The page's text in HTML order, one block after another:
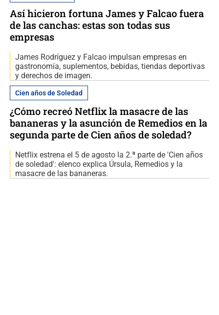
Así hicieron fortuna James y Falcao fuera
de las canchas: estas son todas sus
empresas
James Rodríguez y Falcao impulsan empresas en
gastronomía, suplementos, bebidas, tiendas deportivas
y derechos de imagen.
Cien años de Soledad
¿Cómo recreó Netflix la masacre de las
bananeras y la asunción de Remedios en la
segunda parte de Cien años de soledad?
Netflix estrena el 5 de agosto la 2.ª parte de 'Cien años
de soledad': elenco explica Úrsula, Remedios y la
masacre de las bananeras.